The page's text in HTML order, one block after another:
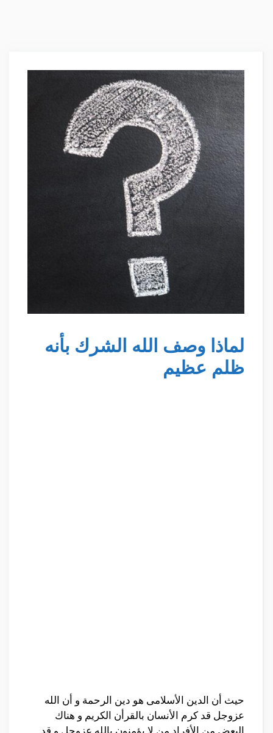
لماذا وصف الله الشرك بأنه
ظلم عظيم
حيث أن الدين الأسلامى هو دين الرحمة و أن الله
عزوجل قد كرم الأنسان بالقرأن الكريم و هناك